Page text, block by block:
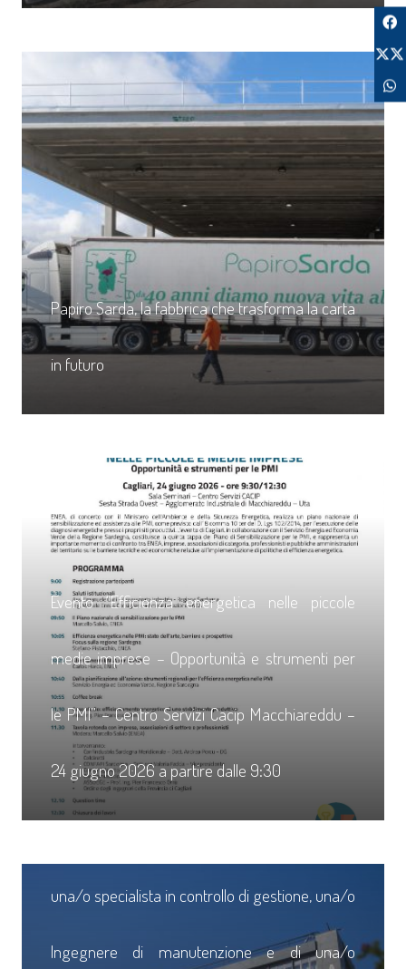
Papiro Sarda, la fabbrica che trasforma la carta
in futuro
Evento “Efficienza energetica nelle piccole
medie imprese – Opportunità e strumenti per
le PMI” – Centro Servizi Cacip Macchiareddu –
24 giugno 2026 a partire dalle 9:30
una/o specialista in controllo di gestione, una/o
Ingegnere di manutenzione e di una/o